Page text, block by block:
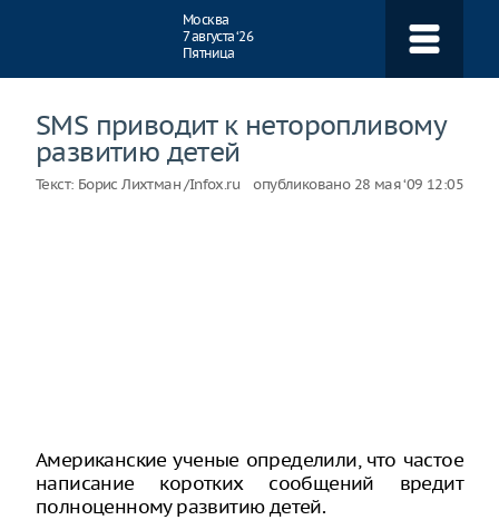
Москва
7 августа ‘26
Пятница
SMS приводит к неторопливому
развитию детей
Текст: Борис Лихтман /Infox.ru опубликовано 28 мая ‘09 12:05
Американские ученые определили, что частое
написание коротких сообщений вредит
полноценному развитию детей.